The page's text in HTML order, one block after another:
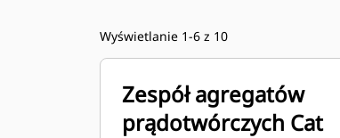
Wyświetlanie 1-6 z 10
Zespół agregatów
prądotwórczych Cat